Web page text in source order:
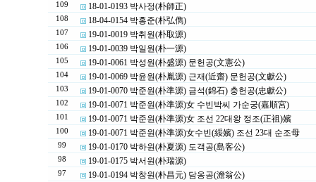
109 18-01-0193 박사정(朴師正)
108 18-04-0154 박홍준(朴弘儁)
107 19-01-0019 박취원(朴取源)
106 19-01-0039 박일원(朴一源)
105 19-01-0061 박성원(朴盛源) 문헌공(文憲公)
104 19-01-0069 박윤원(朴胤源) 근재(近齋) 문헌공(文獻公)
103 19-01-0070 박준원(朴準源) 금석(錦石) 충헌공(忠獻公)
102 19-01-0071 박준원(朴準源)女 수빈박씨 가순궁(嘉順宮)
101 19-01-0071 박준원(朴準源)女 조선 22대왕 정조(正祖)嬪
100 19-01-0071 박준원(朴準源)女수빈(綏嬪) 조선 23대 순조母
99 19-01-0170 박하원(朴夏源) 도객공(島客公)
98 19-01-0175 박서원(朴瑞源)
97 19-01-0194 박창원(朴昌元) 담옹공(澹翁公)